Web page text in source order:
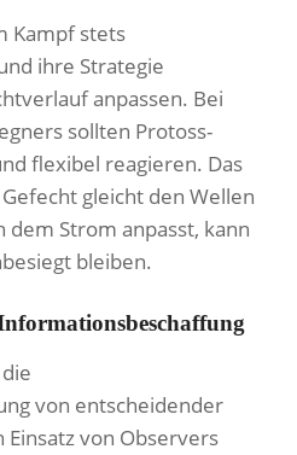
Kampf stets
ihre Strategie
anpassen. Bei
sollten Protoss-
flexibel reagieren. Das
gleicht den Wellen
dem Strom anpasst, kann
bleiben.
von entscheidender
von Observers